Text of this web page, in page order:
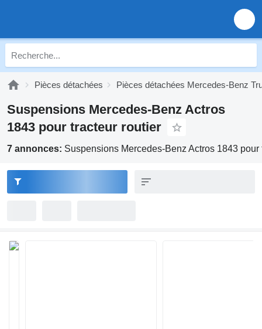
Pièces détachées Pièces détachées Mercedes-Benz
Suspensions Mercedes-Benz Actros
1843 pour tracteur routier
7 annonces: Suspensions Mercedes-Benz Actros 1843 pour